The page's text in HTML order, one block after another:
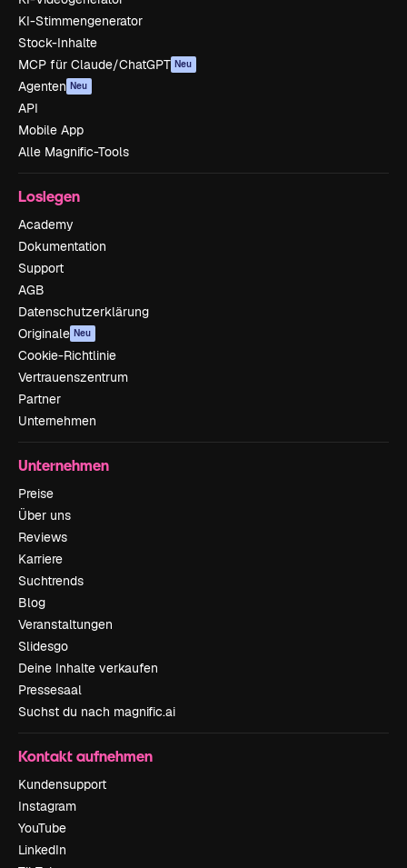
KI-Stimmengenerator
Stock-Inhalte
MCP für Claude/ChatGPT Neu
Agenten Neu
API
Mobile App
Alle Magnific-Tools
Loslegen
Academy
Dokumentation
Support
AGB
Datenschutzerklärung
Originale Neu
Cookie-Richtlinie
Vertrauenszentrum
Partner
Unternehmen
Unternehmen
Preise
Über uns
Reviews
Karriere
Suchtrends
Blog
Veranstaltungen
Slidesgo
Deine Inhalte verkaufen
Pressesaal
Suchst du nach magnific.ai
Kontakt aufnehmen
Kundensupport
Instagram
YouTube
LinkedIn